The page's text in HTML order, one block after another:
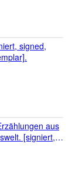
signed,
aus
[signiert,
West
10.
von Alfred
Maximilian